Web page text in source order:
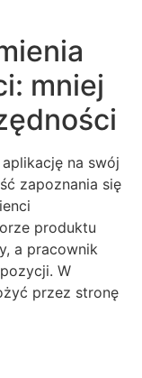
mniej
na swój
zapoznania się
produktu
a pracownik
W
przez stronę